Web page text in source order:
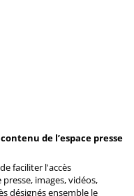
de l’espace presse
faciliter l'accès
images, vidéos,
désignés ensemble le